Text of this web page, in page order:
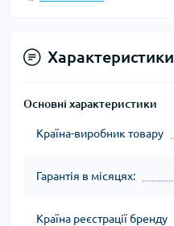
Характеристики
Основні характеристики
Країна-виробник товару
Гарантія в місяцях:
Країна реєстрації бренду